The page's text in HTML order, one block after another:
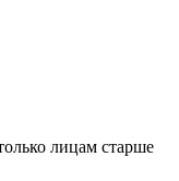
лицам старше